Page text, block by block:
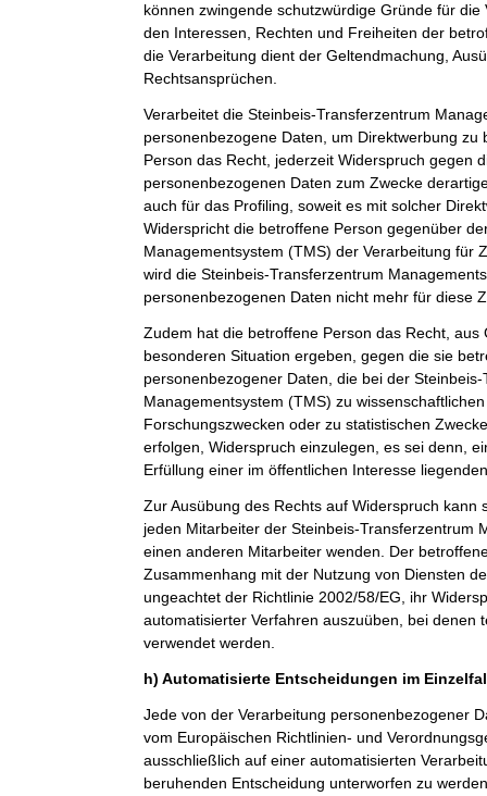
können zwingende schutzwürdige Gründe für
den Interessen, Rechten und Freiheiten der
die Verarbeitung dient der Geltendmachung,
Rechtsansprüchen.
Verarbeitet die Steinbeis-Transferzentrum
personenbezogene Daten, um Direktwerbung
Person das Recht, jederzeit Widerspruch gegen
personenbezogenen Daten zum Zwecke
auch für das Profiling, soweit es mit solcher
Widerspricht die betroffene Person gegenüber
Managementsystem (TMS) der Verarbeitung für
wird die Steinbeis-Transferzentrum
personenbezogenen Daten nicht mehr für diese
Zudem hat die betroffene Person das Recht, aus
besonderen Situation ergeben, gegen die sie
personenbezogener Daten, die bei der
Managementsystem (TMS) zu
Forschungszwecken oder zu statistischen
erfolgen, Widerspruch einzulegen, es sei denn,
Erfüllung einer im öffentlichen Interesse
Zur Ausübung des Rechts auf Widerspruch kann
jeden Mitarbeiter der Steinbeis-Transferzentrum
einen anderen Mitarbeiter wenden. Der
Zusammenhang mit der Nutzung von Diensten
ungeachtet der Richtlinie 2002/58/EG, ihr
automatisierter Verfahren auszuüben, bei denen
verwendet werden.
h) Automatisierte Entscheidungen im
Jede von der Verarbeitung personenbezogener
vom Europäischen Richtlinien- und
ausschließlich auf einer automatisierten
beruhenden Entscheidung unterworfen zu